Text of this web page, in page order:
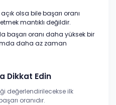
olsa bile başarı oranı
mantıklı değildir.
başarı oranı daha yüksek bir
daha az zaman
Dikkat Edin
değerlendirilecekse ilk
oranıdır.